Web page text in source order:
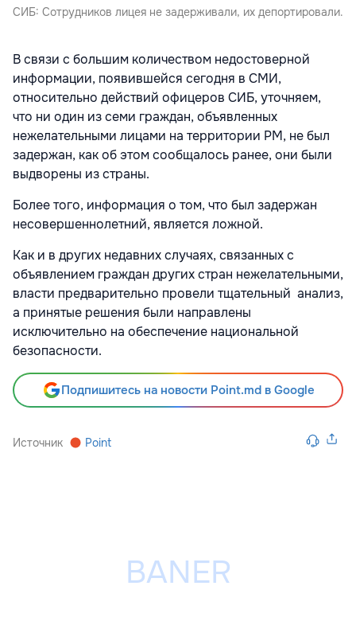
СИБ: Сотрудников лицея не задерживали, их депортировали.
В связи с большим количеством недостоверной
информации, появившейся сегодня в СМИ,
относительно действий офицеров СИБ, уточняем,
что ни один из семи граждан, объявленных
нежелательными лицами на территории РМ, не был
задержан, как об этом сообщалось ранее, они были
выдворены из страны.
Более того, информация о том, что был задержан
несовершеннолетний, является ложной.
Как и в других недавних случаях, связанных с
объявлением граждан других стран нежелательными,
власти предварительно провели тщательный анализ,
а принятые решения были направлены
исключительно на обеспечение национальной
безопасности.
Подпишитесь на новости Point.md в Google
Источник Point